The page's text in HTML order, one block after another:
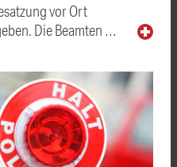
vor Ort
Die Beamten …